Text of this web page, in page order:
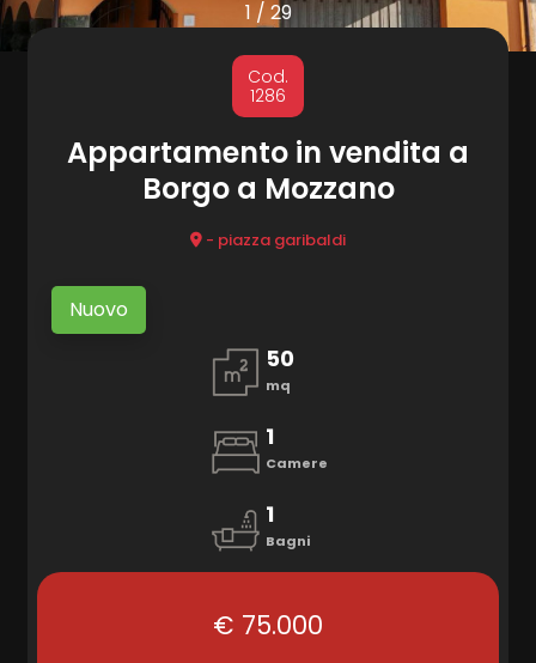
1 / 29
Cod.
1286
Appartamento in vendita a
Borgo a Mozzano
- piazza garibaldi
Nuovo
50
mq
1
Camere
1
Bagni
€ 75.000
CONTATTI
Comune
Tipologia